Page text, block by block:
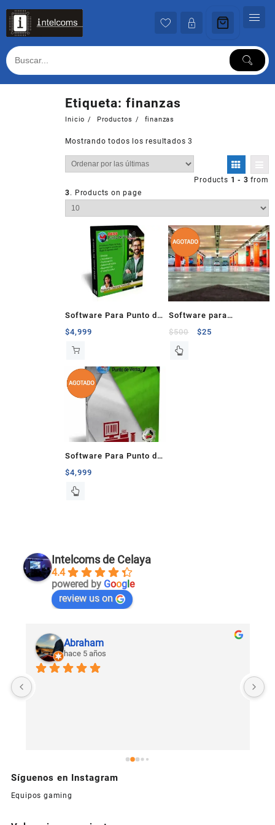
contenido
Etiqueta:finanzas
Inicio Productos finanzas
Mostrando todos los resultados 3
Products 1 - 3 from
3. Products on page
Software Para Punto de
Venta Dess 8 +
Instalacion +
Capacitacion
$4,999
Software para
estacionamientos
Omega Park
$500 $25
Software Para Punto de
Venta Dess 7 +
Configuración
$4,999
Intelcoms de Celaya
4.4
powered by Googl e
review us on
Abraham
hace 5 años
Síguenos en Instagram
Equipos gaming